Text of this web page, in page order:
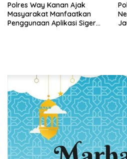
Polres Way Kanan Ajak
Masyarakat Manfaatkan
Penggunaan Aplikasi Siger